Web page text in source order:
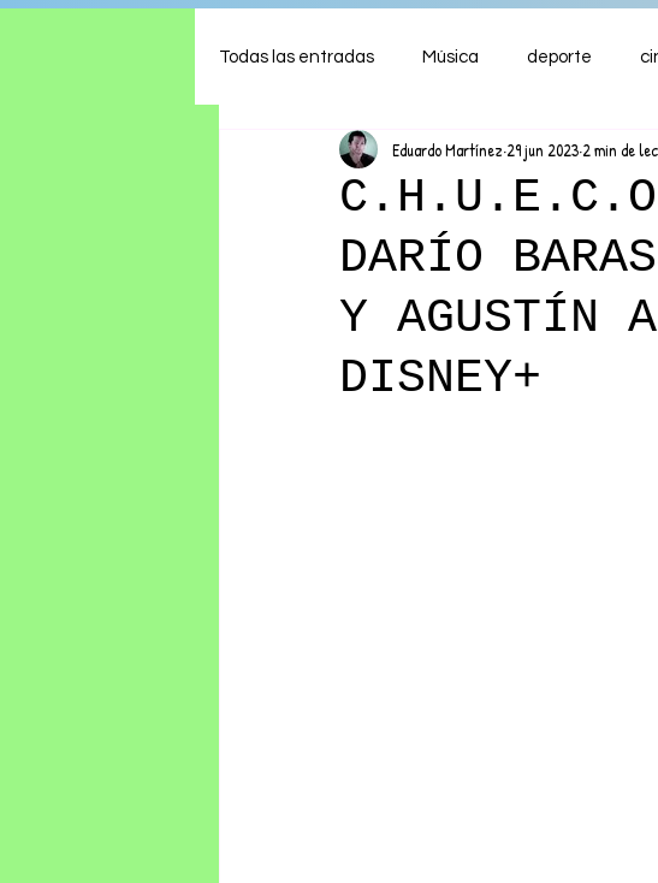
Todas las entradas Música deporte
Shows Comida
Ambiente Hogar Finanzas
C.H.U.E.C.O,
DARÍO
Y AGUSTÍN
DISNEY+
Eduardo Martínez 29 jun 2023 2 min de